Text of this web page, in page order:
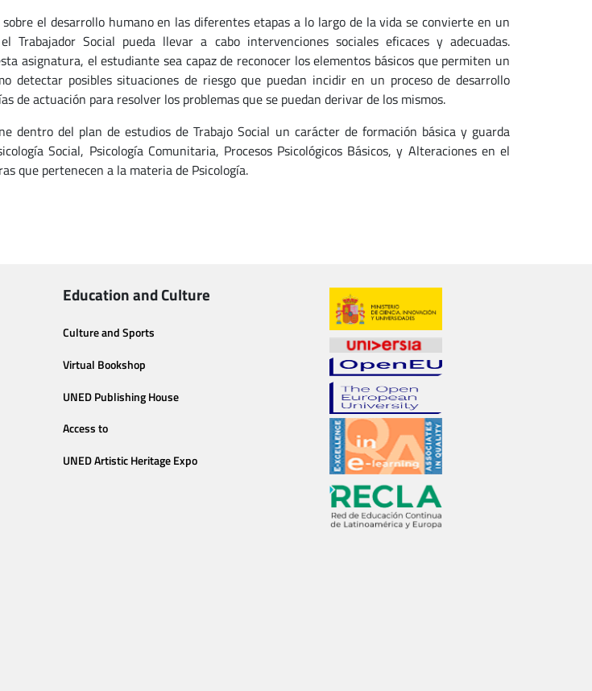
el desarrollo humano en las diferentes etapas a lo largo de la vida se convierte en un
Trabajador Social pueda llevar a cabo intervenciones sociales eficaces y adecuadas.
asignatura, el estudiante sea capaz de reconocer los elementos básicos que permiten un
detectar posibles situaciones de riesgo que puedan incidir en un proceso de desarrollo
de actuación para resolver los problemas que se puedan derivar de los mismos.
dentro del plan de estudios de Trabajo Social un carácter de formación básica y guarda
Social, Psicología Comunitaria, Procesos Psicológicos Básicos, y Alteraciones en el
que pertenecen a la materia de Psicología.
Education and Culture
Culture and Sports
Virtual Bookshop
UNED Publishing House
Access to
UNED Artistic Heritage Expo